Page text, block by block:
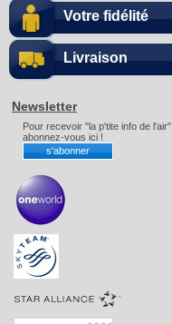
Votre fidélité
Livraison
Newsletter
Pour recevoir "la p'tite info de l'air",
abonnez-vous ici !